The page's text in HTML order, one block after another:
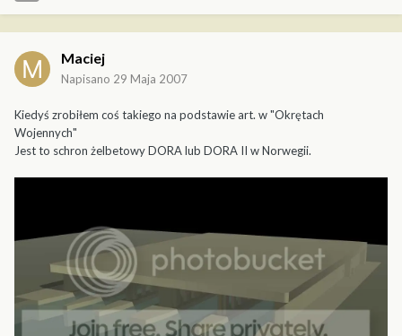
Maciej
Napisano 29 Maja 2007
Kiedyś zrobiłem coś takiego na podstawie art. w "Okrętach
Wojennych"
Jest to schron żelbetowy DORA lub DORA II w Norwegii.